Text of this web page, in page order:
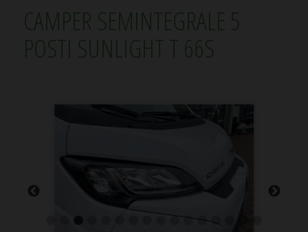
CAMPER SEMINTEGRALE 5
POSTI SUNLIGHT T 66S